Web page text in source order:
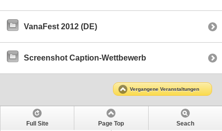
VanaFest 2012 (DE)
Screenshot Caption-Wettbewerb
Vergangene Veranstaltungen
Full Site Page Top Seach